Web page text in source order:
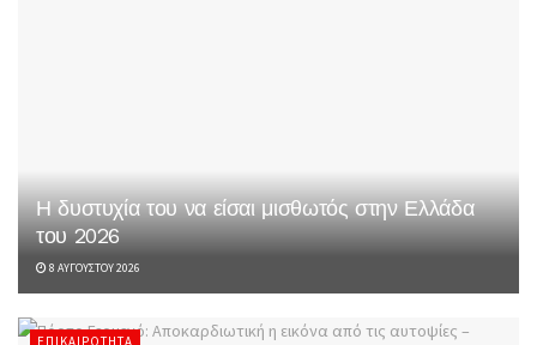
Η δυστυχία του να είσαι μισθωτός στην Ελλάδα
του 2026
8 ΑΥΓΟΎΣΤΟΥ 2026
ΕΠΙΚΑΙΡΌΤΗΤΑ